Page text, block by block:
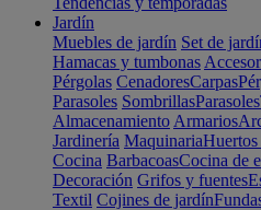
Jardín
Muebles de jardín Set de
Hamacas y tumbonas
Pérgolas CenadoresCarpas
Parasoles SombrillasParasoles
Almacenamiento Armarios
Jardinería Maquinaria
Cocina BarbacoasCocina de
Decoración Grifos y fuentes
Textil Cojines de jardín